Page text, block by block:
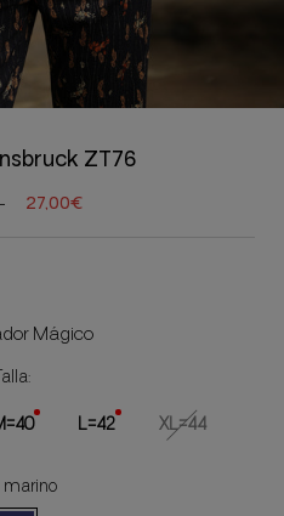
ZT76
27,00€
Mágico
L=42 XL=44
marino